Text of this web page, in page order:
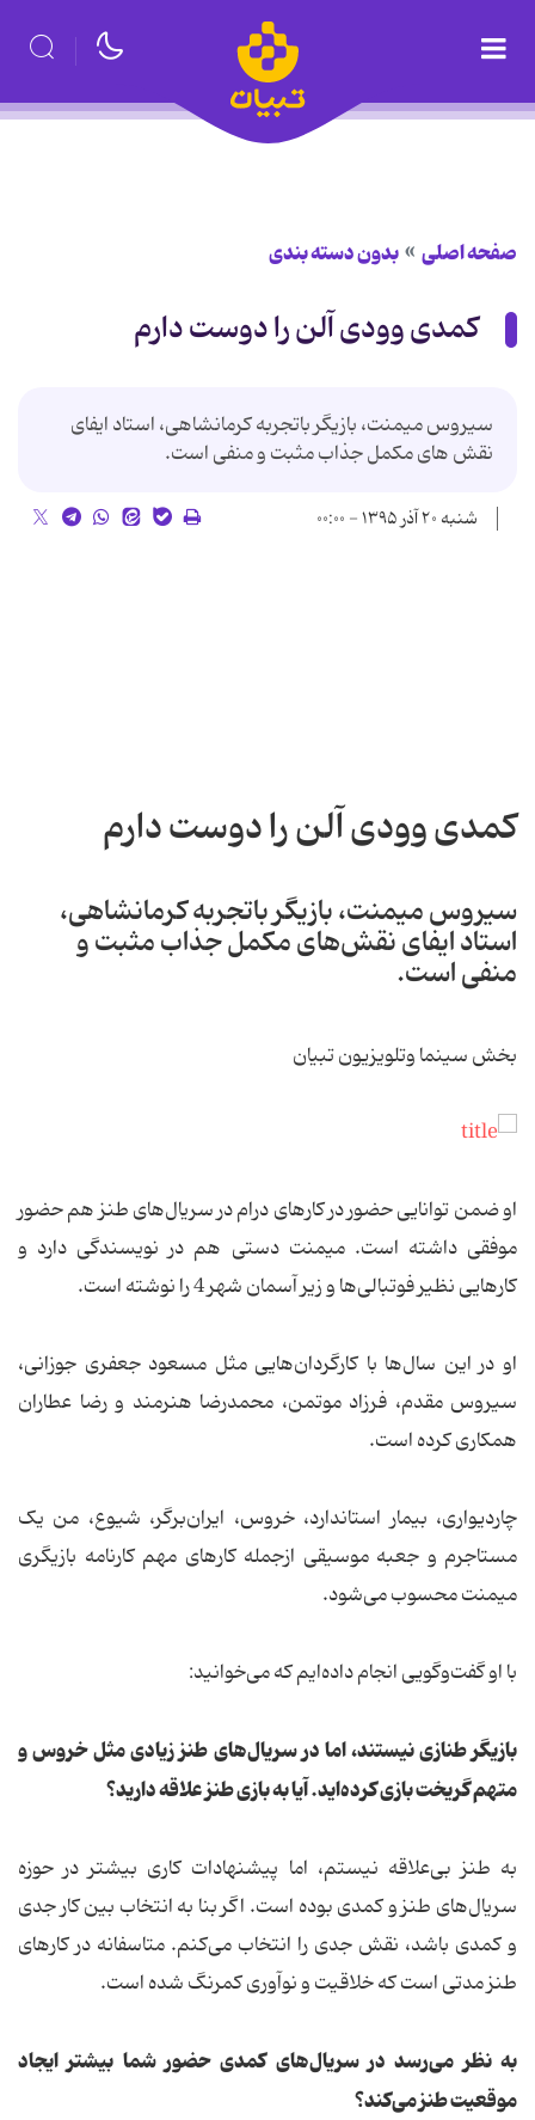
صفحه اصلی بدون دسته بندی
کمدی وودی آلن را دوست دارم
سیروس میمنت، بازیگر باتجربه کرمانشاهی، استاد ایفای
نقش های مکمل جذاب مثبت و منفی است.
شنبه ۲۰ آذر ۱۳۹۵ - ۰۰:۰۰
کمدی وودی آلن را دوست دارم
سیروس میمنت، بازیگر باتجربه کرمانشاهی،
استاد ایفای نقش‌های مکمل جذاب مثبت و
منفی است.
بخش سینما وتلویزیون تبیان
او ضمن توانایی حضور در کارهای درام در سریال‌های طنز هم حضور
موفقی داشته است. میمنت دستی هم در نویسندگی دارد و
کارهایی نظیر فوتبالی‌ها و زیر آسمان شهر 4 را نوشته است.
او در این سال‌ها با کارگردان‌هایی مثل مسعود جعفری جوزانی،
سیروس مقدم، فرزاد موتمن، محمدرضا هنرمند و رضا عطاران
همکاری کرده است.
چاردیواری، بیمار استاندارد، خروس، ایران‌برگر، شیوع، من یک
مستاجرم و جعبه موسیقی ازجمله کارهای مهم کارنامه بازیگری
میمنت محسوب می‌شود.
با او گفت‌وگویی انجام داده‌ایم که می‌خوانید:
بازیگر طنازی نیستند، اما در سریال‌های طنز زیادی مثل خروس و
متهم گریخت بازی کرده‌اید. آیا به بازی طنز علاقه دارید؟
به طنز بی‌علاقه نیستم، اما پیشنهادات کاری بیشتر در حوزه
سریال‌های طنز و کمدی بوده است. اگر بنا به انتخاب بین کار جدی
و کمدی باشد، نقش جدی را انتخاب می‌کنم. متاسفانه در کارهای
طنز مدتی است که خلاقیت و نوآوری کمرنگ شده است.
به نظر می‌رسد در سریال‌های کمدی حضور شما بیشتر ایجاد
موقعیت طنز می‌کند؟